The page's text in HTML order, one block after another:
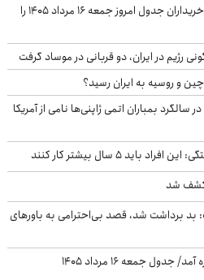
تغییرات شدید محصولات سایپا/ خریداران جدول امروز جمعه ۱۶ مرداد ۱۴۰۵ را
رژیم در ایران، دو قربانی در موساد گرفت
و روسیه به ایران رسید؟
بمباران اتمی ژاپنی‌ها نامی از آمریکا
۵ سال بیشتر کار کنند
کشف شد
برداشت شد، قصد بی‌احترامی به باورهای
جمعه ۱۶ مرداد ۱۴۰۵